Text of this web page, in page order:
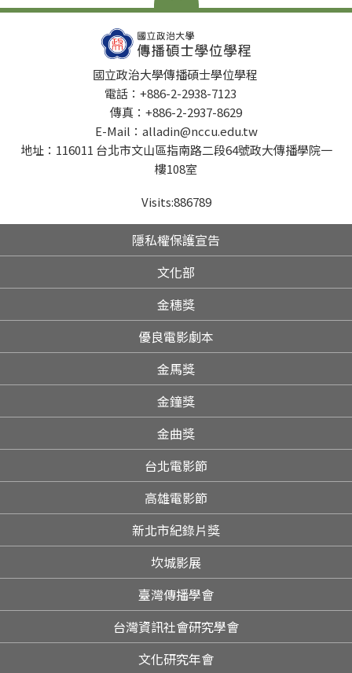
國立政治大學傳播碩士學位學程
電話：+886-2-2938-7123
傳真：+886-2-2937-8629
E-Mail：alladin@nccu.edu.tw
地址：116011 台北市文山區指南路二段64號政大傳播學院一
樓108室
Visits:886789
隱私權保護宣告
文化部
金穗獎
優良電影劇本
金馬獎
金鐘獎
金曲獎
台北電影節
高雄電影節
新北市紀錄片獎
坎城影展
臺灣傳播學會
台灣資訊社會研究學會
文化研究年會